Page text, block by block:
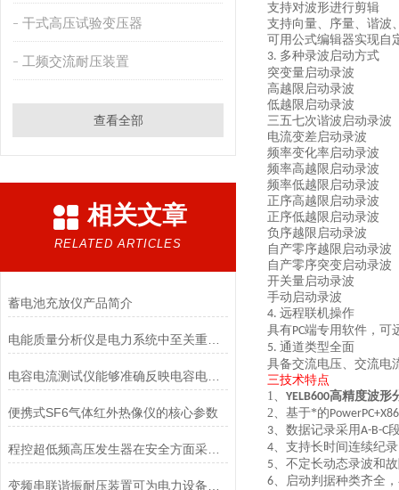
干式高压试验变压器
工频交流耐压装置
查看全部
相关文章
RELATED ARTICLES
蓄电池充放仪产品简介
电能质量分析仪是电力系统中至关重要的工具
电容电流测试仪能够准确反映电容电流的真实情况
便携式SF6气体红外热像仪的核心参数
程控超低频高压发生器在安全方面采取了有效的保护措施
支持对波形进行剪辑
支持向量、序量、谐波
可用公式编辑器实现自
3. 多种录波启动方式
突变量启动录波
高越限启动录波
低越限启动录波
三五七次谐波启动录波
电流变差启动录波
频率变化率启动录波
频率高越限启动录波
频率低越限启动录波
正序高越限启动录波
正序低越限启动录波
负序越限启动录波
自产零序越限启动录波
自产零序突变启动录波
开关量启动录波
手动启动录波
4. 远程联机操作
具有PC端专用软件，可
5. 通道类型全面
具备交流电压、交流电
三技术特点
1、 YELB600高精度波形
2、 基于*的PowerPC+X86
3、数据记录采用A-B-C
4、支持长时间连续纪
5、不定长动态录波和
6、启动判据种类齐全